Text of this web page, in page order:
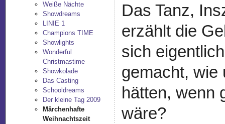
Weiße Nächte
Showdreams
LINIE 1
Champions TIME
Showlights
Wonderful
Christmastime
Showkolade
Das Casting
Schooldreams
Der kleine Tag 2009
Märchenhafte
Weihnachtszeit
Das Tanz,
erzählt die
sich
gemacht, wie
hätten, wenn
wäre?